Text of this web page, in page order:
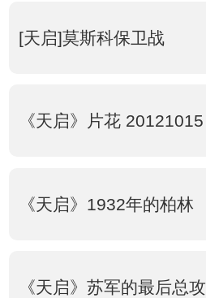
[天启]莫斯科保卫战
《天启》片花 20121015
《天启》1932年的柏林
《天启》苏军的最后总攻